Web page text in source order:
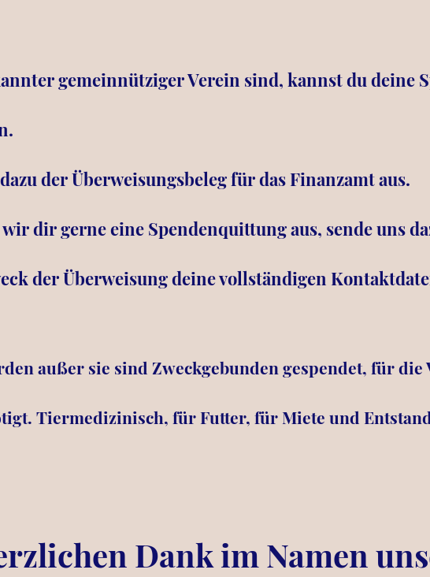
gemeinnütziger Verein sind, kannst du deine
der Überweisungsbeleg für das Finanzamt aus.
dir gerne eine Spendenquittung aus, sende uns
der Überweisung deine vollständigen
außer sie sind Zweckgebunden gespendet, für
Tiermedizinisch, für Futter, für Miete und
Dank im Namen